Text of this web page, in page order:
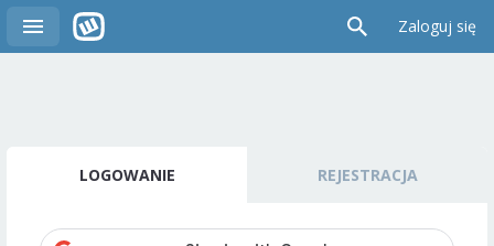
Zaloguj się
LOGOWANIE REJESTRACJA